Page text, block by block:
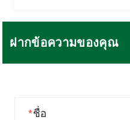
ฝากข้อความของคุณ
*ชื่อ